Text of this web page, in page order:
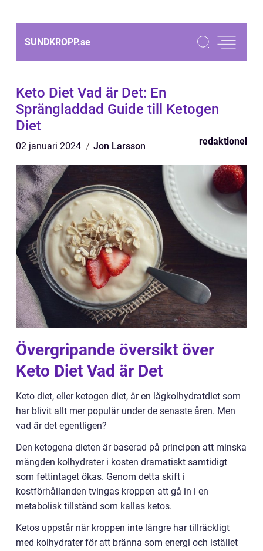
SUNDKROPP.se
Keto Diet Vad är Det: En
Sprängladdad Guide till Ketogen
Diet
02 januari 2024 Jon Larsson redaktionel
Övergripande översikt över
Keto Diet Vad är Det
Keto diet, eller ketogen diet, är en lågkolhydratdiet som
har blivit allt mer populär under de senaste åren. Men
vad är det egentligen?
Den ketogena dieten är baserad på principen att minska
mängden kolhydrater i kosten dramatiskt samtidigt
som fettintaget ökas. Genom detta skift i
kostförhållanden tvingas kroppen att gå in i en
metabolisk tillstånd som kallas ketos.
Ketos uppstår när kroppen inte längre har tillräckligt
med kolhydrater för att bränna som energi och istället